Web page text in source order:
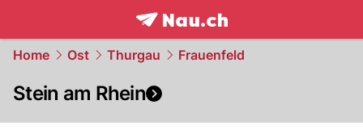
frontpage.NAU.ch
Home Ost Thurgau Frauenfeld
Stein am Rhein